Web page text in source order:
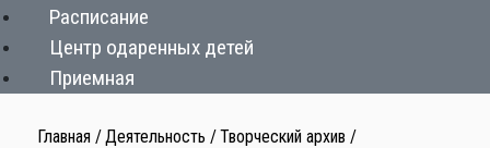
Расписание
Центр одаренных детей
Приемная
Главная Деятельность
Творческий архив